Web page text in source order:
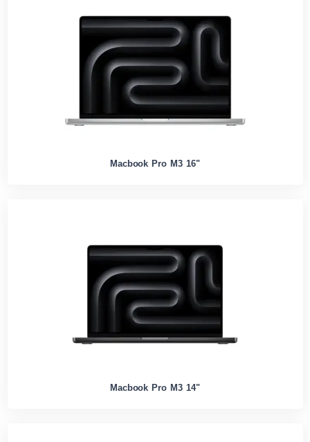
Macbook Pro M3 16"
Macbook Pro M3 14"